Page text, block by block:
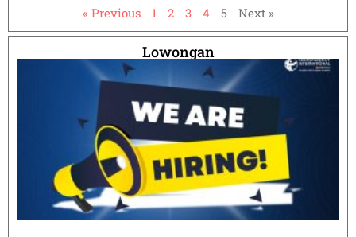
« Previous 1 2 3 4 5 Next »
Lowongan